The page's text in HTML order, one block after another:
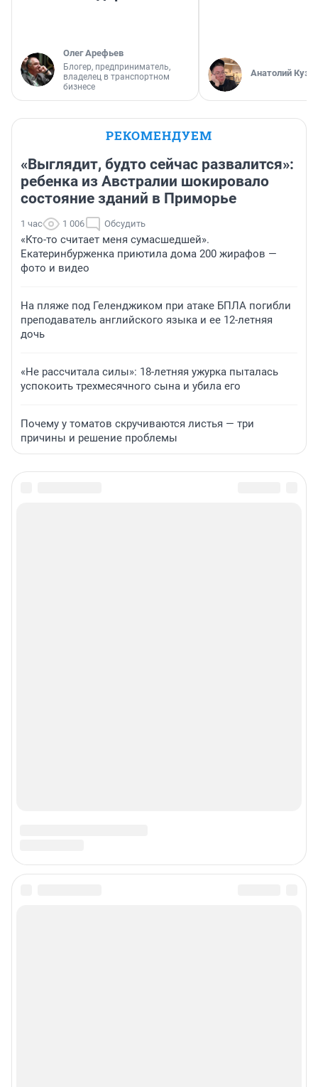
Олег Арефьев
Блогер, предприниматель,
владелец в транспортном
бизнесе
Анатолий
РЕКОМЕНДУЕМ
«Выглядит, будто сейчас развалится»:
ребенка из Австралии шокировало
состояние зданий в Приморье
1 час 1 006 Обсудить
«Кто-то считает меня сумасшедшей».
Екатеринбурженка приютила дома 200 жирафов —
фото и видео
На пляже под Геленджиком при атаке БПЛА погибли
преподаватель английского языка и ее 12-летняя
дочь
«Не рассчитала силы»: 18-летняя ужурка пыталась
успокоить трехмесячного сына и убила его
Почему у томатов скручиваются листья — три
причины и решение проблемы